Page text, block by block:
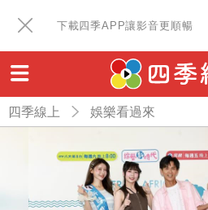
下載四季APP讓影音更順暢
四季線上 娛樂看過來